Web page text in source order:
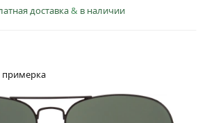
доставка& в наличии
примерка